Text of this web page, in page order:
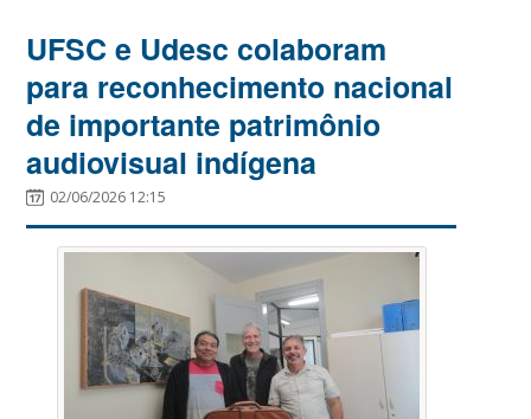
UFSC e Udesc colaboram
para reconhecimento nacional
de importante patrimônio
audiovisual indígena
02/06/2026 12:15